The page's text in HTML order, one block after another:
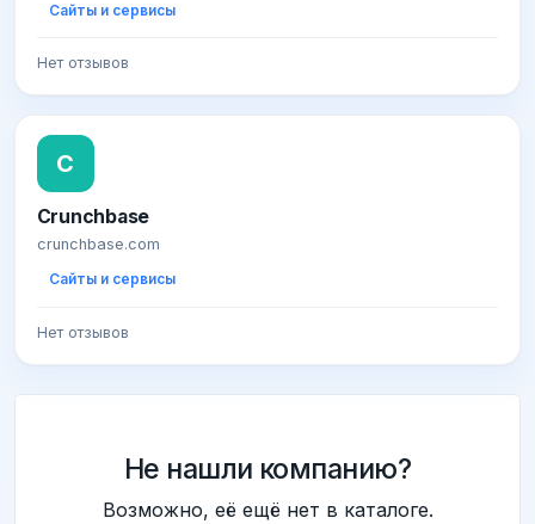
Сайты и сервисы
Нет отзывов
C
Crunchbase
crunchbase.com
Сайты и сервисы
Нет отзывов
Не нашли компанию?
Возможно, её ещё нет в каталоге.